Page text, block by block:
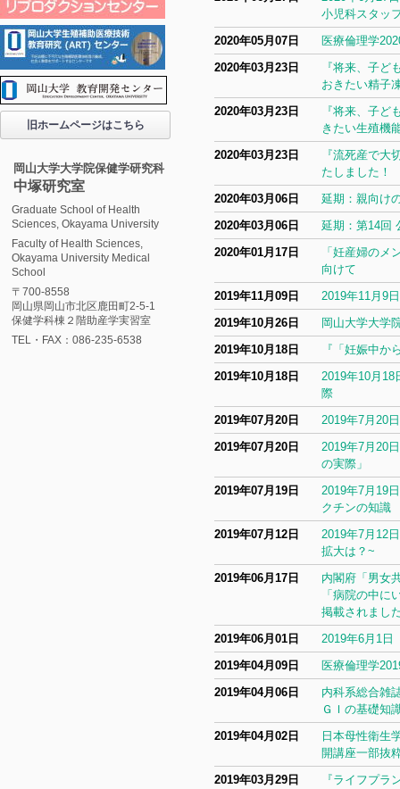
小児科スタッ
2020年05月07日
医療倫理学
2020年03月23日
『将来、子
おきたい精子
2020年03月23日
『将来、子
きたい生殖機
2020年03月23日
『流死産で
たしました！
2020年03月06日
延期：親向け
2020年03月06日
延期：第14回
2020年01月17日
「妊産婦の
向けて
2019年11月09日
2019年11月9
2019年10月26日
岡山大学大学
2019年10月18日
『「妊娠中か
2019年10月18日
2019年10月
際
2019年07月20日
2019年7月20
2019年07月20日
2019年7月20
の実際」
2019年07月19日
2019年7月19
クチンの知識
2019年07月12日
2019年7月12
拡大は？~
2019年06月17日
内閣府「男女
「病院の中に
掲載されまし
2019年06月01日
2019年6月1日
2019年04月09日
医療倫理学
2019年04月06日
内科系総合雑
ＧＩの基礎知
2019年04月02日
日本母性衛生
開講座一部抜
2019年03月29日
『ライフプ
旧ホームページはこちら
岡山大学大学院保健学研究科
中塚研究室
Graduate School of Health
Sciences, Okayama University
Faculty of Health Sciences,
Okayama University Medical
School
〒700-8558
岡山県岡山市北区鹿田町2-5-1
保健学科棟２階助産学実習室
TEL・FAX：086-235-6538